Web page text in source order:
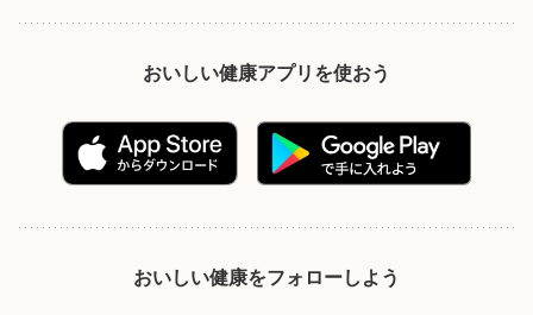
おいしい健康アプリを使おう
おいしい健康をフォローしよう